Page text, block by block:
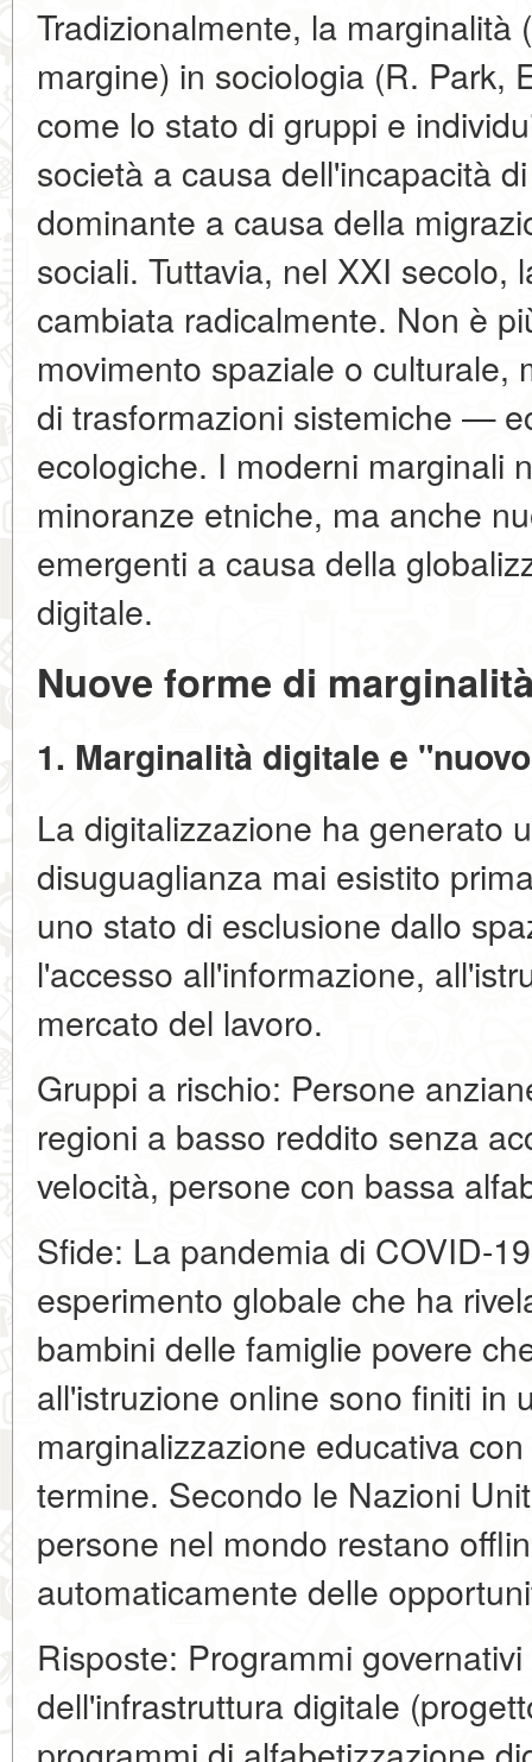
Tradizionalmente, la
margine) in sociologia (R. Park,
come lo stato di gruppi e
società a causa dell'incapacità
dominante a causa della
sociali. Tuttavia, nel XXI secolo,
cambiata radicalmente. Non è
movimento spaziale o culturale,
di trasformazioni sistemiche —
ecologiche. I moderni marginali
minoranze etniche, ma anche
emergenti a causa della
digitale.
Nuove forme di
1. Marginalità digitale e
La digitalizzazione ha generato
disuguaglianza mai esistito
uno stato di esclusione dallo
l'accesso all'informazione,
mercato del lavoro.
Gruppi a rischio: Persone
regioni a basso reddito senza
velocità, persone con bassa
Sfide: La pandemia di COVID-
esperimento globale che ha
bambini delle famiglie povere
all'istruzione online sono finiti in
marginalizzazione educativa
termine. Secondo le Nazioni
persone nel mondo restano
automaticamente delle
Risposte: Programmi
dell'infrastruttura digitale